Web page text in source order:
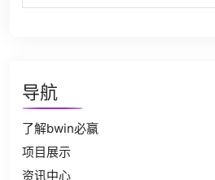
导航
了解bwin必赢
项目展示
资讯中心